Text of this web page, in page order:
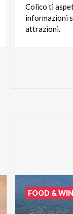
Colico ti
informazioni
attrazioni.
FOOD &